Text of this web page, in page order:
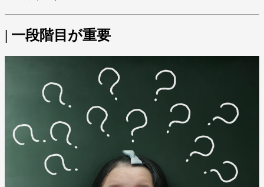
| 一段階目が重要